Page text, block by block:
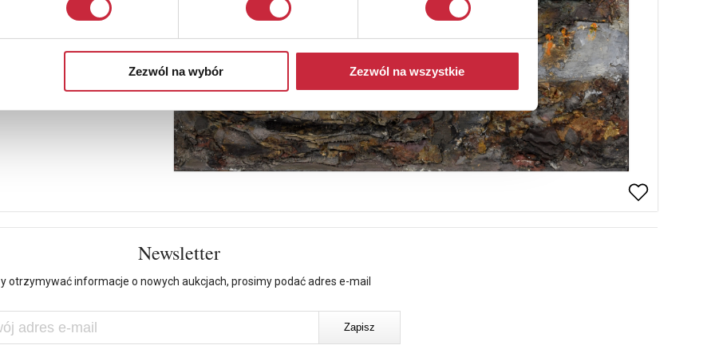
Zezwól na wybór Zezwól na wszystkie
Newsletter
otrzymywać informacje o nowych aukcjach, prosimy podać adres e-mail